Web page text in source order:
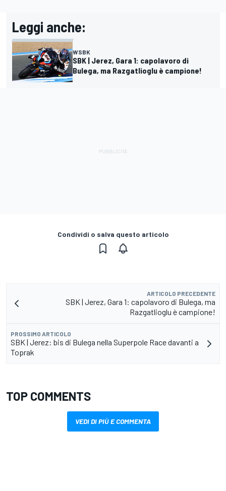
Leggi anche:
WSBK
SBK | Jerez, Gara 1: capolavoro di
Bulega, ma Razgatlioglu è campione!
Condividi o salva questo articolo
ARTICOLO PRECEDENTE
SBK | Jerez, Gara 1: capolavoro di Bulega, ma
Razgatlioglu è campione!
PROSSIMO ARTICOLO
SBK | Jerez: bis di Bulega nella Superpole Race davanti a
Toprak
TOP COMMENTS
VEDI DI PIÙ E COMMENTA